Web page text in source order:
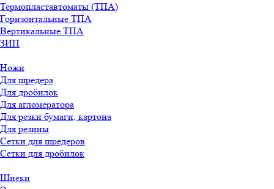
Термопластавтоматы (ТПА)
Горизонтальные ТПА
Вертикальные ТПА
ЗИП
Ножи
Для шредера
Для дробилок
Для агломератора
Для резки бумаги, картона
Для резины
Сетки для шредеров
Сетки для дробилок
Шнеки